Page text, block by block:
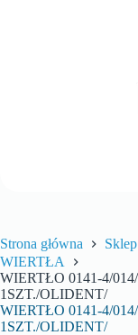
Strona główna Sklep
WIERTŁA
WIERTŁO 0141-4/
1SZT./OLIDENT/
WIERTŁO 0141-4/
1SZT./OLIDENT/